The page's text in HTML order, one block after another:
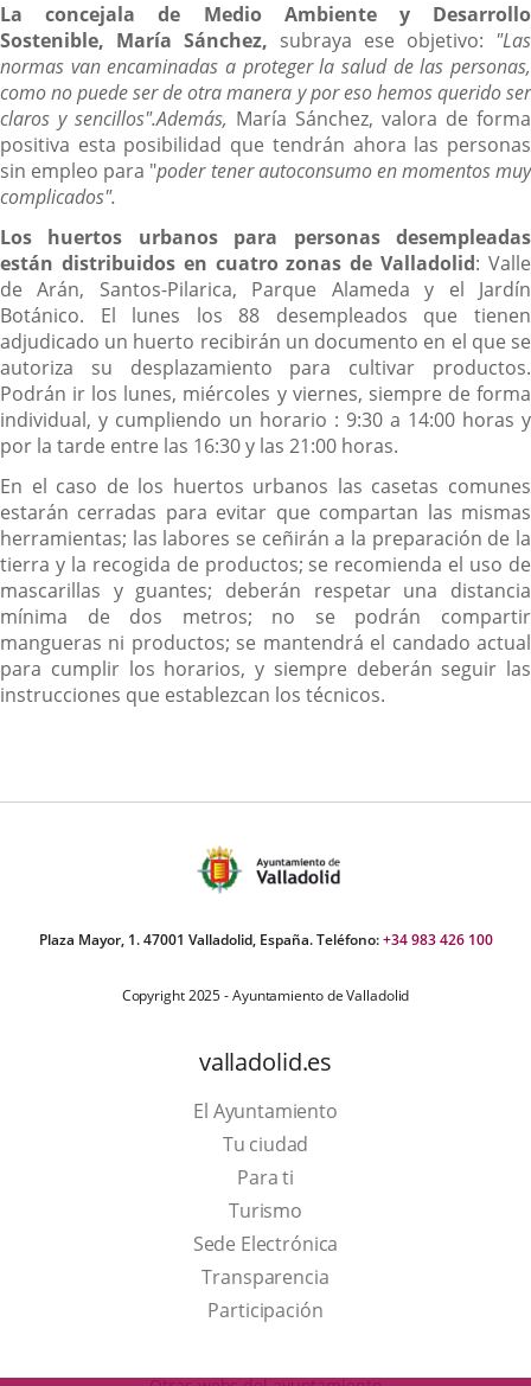
La concejala de Medio Ambiente y Desarrollo
Sostenible, María Sánchez, subraya ese objetivo: "Las
normas van encaminadas a proteger la salud de las personas,
como no puede ser de otra manera y por eso hemos querido ser
claros y sencillos".Además, María Sánchez, valora de forma
positiva esta posibilidad que tendrán ahora las personas
sin empleo para "poder tener autoconsumo en momentos muy
complicados".
Los huertos urbanos para personas desempleadas
están distribuidos en cuatro zonas de Valladolid: Valle
de Arán, Santos-Pilarica, Parque Alameda y el Jardín
Botánico. El lunes los 88 desempleados que tienen
adjudicado un huerto recibirán un documento en el que se
autoriza su desplazamiento para cultivar productos.
Podrán ir los lunes, miércoles y viernes, siempre de forma
individual, y cumpliendo un horario : 9:30 a 14:00 horas y
por la tarde entre las 16:30 y las 21:00 horas.
En el caso de los huertos urbanos las casetas comunes
estarán cerradas para evitar que compartan las mismas
herramientas; las labores se ceñirán a la preparación de la
tierra y la recogida de productos; se recomienda el uso de
mascarillas y guantes; deberán respetar una distancia
mínima de dos metros; no se podrán compartir
mangueras ni productos; se mantendrá el candado actual
para cumplir los horarios, y siempre deberán seguir las
instrucciones que establezcan los técnicos.
Plaza Mayor, 1. 47001 Valladolid, España. Teléfono:+34 983 426 100
Copyright 2025 - Ayuntamiento de Valladolid
valladolid.es
El Ayuntamiento
Tu ciudad
Para ti
TurismoThis
link
will
open
a
Sede Electrónica
Transparencia
Participación